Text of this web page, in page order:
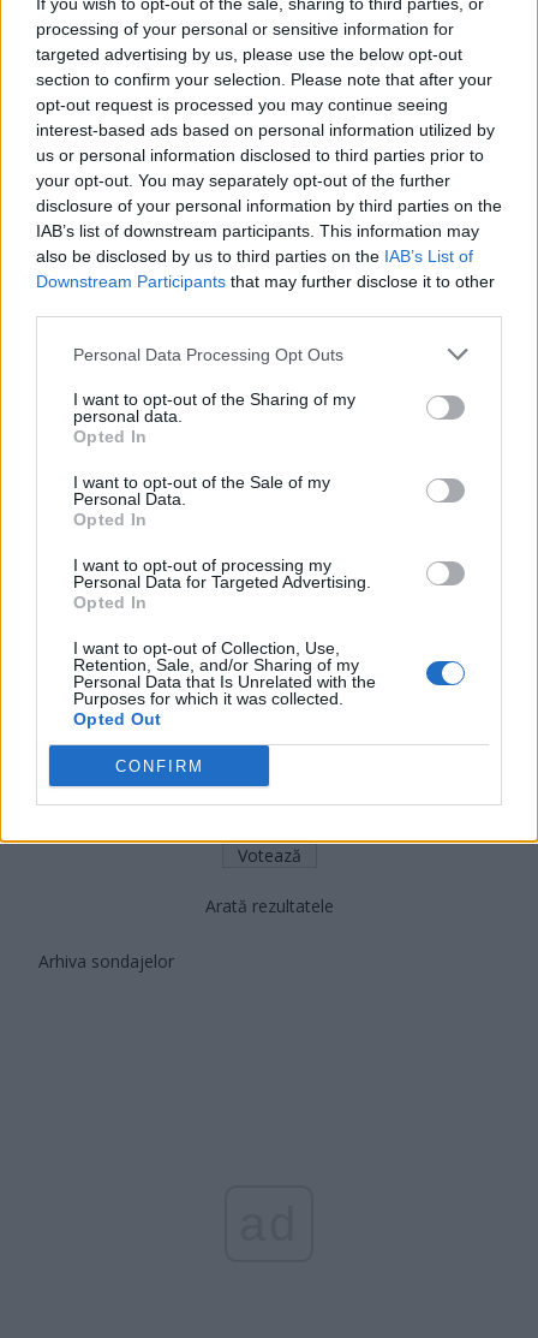
processing of your personal or sensitive information for
targeted advertising by us, please use the below opt-out
section to confirm your selection. Please note that after your
opt-out request is processed you may continue seeing
interest-based ads based on personal information utilized by
us or personal information disclosed to third parties prior to
your opt-out. You may separately opt-out of the further
disclosure of your personal information by third parties on the
IAB’s list of downstream participants. This information may
also be disclosed by us to third parties on the IAB’s List of
Downstream Participants that may further disclose it to other
Personal Data Processing Opt Outs
I want to opt-out of the Sharing of my
personal data.
Opted In
I want to opt-out of the Sale of my
Personal Data.
Opted In
I want to opt-out of processing my
Personal Data for Targeted Advertising.
Opted In
I want to opt-out of Collection, Use,
Retention, Sale, and/or Sharing of my
Personal Data that Is Unrelated with the
Purposes for which it was collected.
Opted Out
CONFIRM
USR
PNL
PSD
AUR
UDMR
PMP (Tomac)
Forța Dreptei (L. Orban)
REPER
SOS (Șoșoacă)
POT (Gavrilă)
PACE (Peia)
Acțiunea Conservatoare (Târziu)
PDF (Lazarus)
PUSL (D. Voiculescu)
PNCR (Terheș)
Partidul Patrioților (Surugiu)
FAR (Coarnă)
România pe Primul Loc (Ponta)
Altul
Arată rezultatele
Arhiva sondajelor